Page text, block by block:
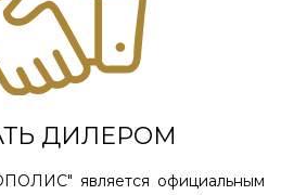
ДИЛЕРОМ
является официальным